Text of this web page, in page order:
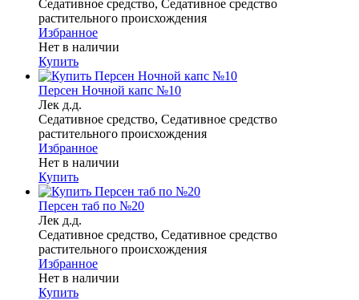
Седативное средство, Седативное средство
растительного происхождения
Избранное
Нет в наличии
Купить
Персен Ночной капс №10
Лек д.д.
Седативное средство, Седативное средство
растительного происхождения
Избранное
Нет в наличии
Купить
Персен таб по №20
Лек д.д.
Седативное средство, Седативное средство
растительного происхождения
Избранное
Нет в наличии
Купить